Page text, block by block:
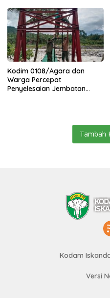
Kodim 0108/Agara dan
Warga Percepat
Penyelesaian Jembatan
Tambah
Kodam
Versi